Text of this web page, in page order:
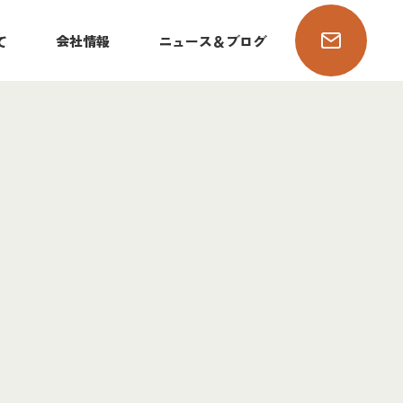
ング事業 会社情報 ニュース＆ブログ